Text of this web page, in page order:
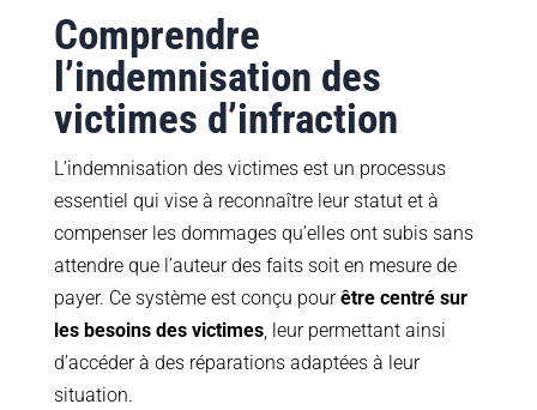
Comprendre
l’indemnisation des
victimes d’infraction
L’indemnisation des victimes est un processus
essentiel qui vise à reconnaître leur statut et à
compenser les dommages qu’elles ont subis sans
attendre que l’auteur des faits soit en mesure de
payer. Ce système est conçu pourêtre centré sur
les besoins des victimes, leur permettant ainsi
d’accéder à des réparations adaptées à leur
situation.